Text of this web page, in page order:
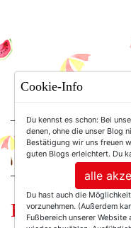
For
Cookie-Info
Du kennst es schon: Bei
denen, ohne die unser Blog
Bestätigung wir uns freuen
guten Blogs erleichtert. Du
alle
Du hast auch die
vorzunehmen. (Außerdem
Fußbereich unserer